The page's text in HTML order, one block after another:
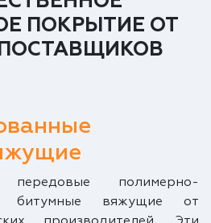
ПОКРЫТИЕ ОТ
полимерно-
битумные вяжущие от